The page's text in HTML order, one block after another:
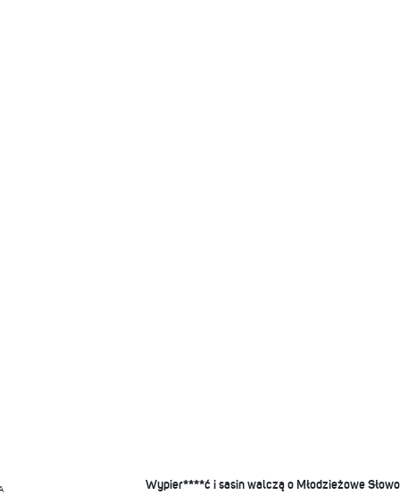
Wypier****ć i sasin walczą o Młodzieżowe